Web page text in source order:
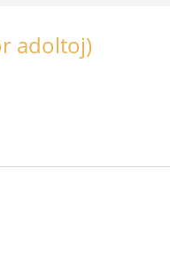
adoltoj)